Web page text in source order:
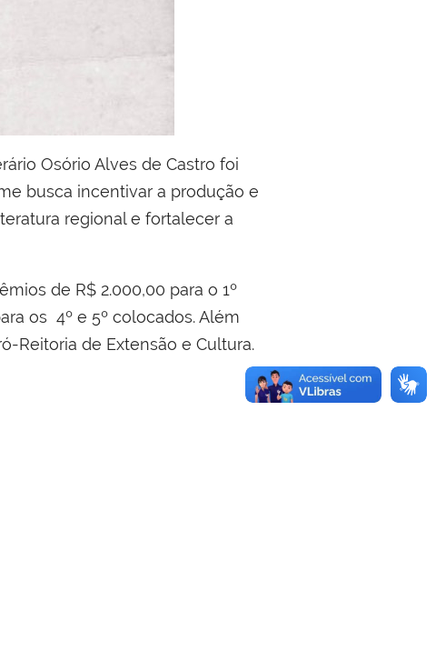
Osório Alves de Castro foi
busca incentivar a produção e
regional e fortalecer a
de R$ 2.000,00 para o 1º
os 4º e 5º colocados. Além
Reitoria de Extensão e Cultura.